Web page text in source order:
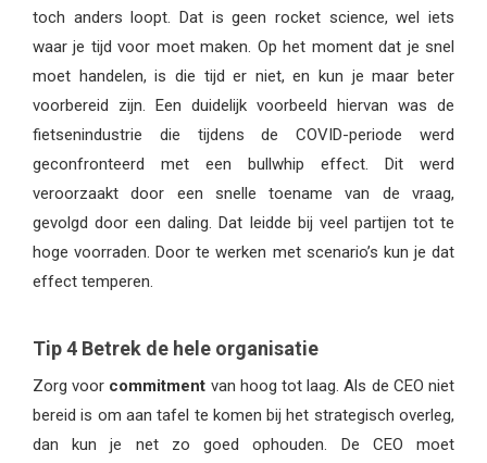
toch anders loopt. Dat is geen rocket science, wel iets
waar je tijd voor moet maken. Op het moment dat je snel
moet handelen, is die tijd er niet, en kun je maar beter
voorbereid zijn. Een duidelijk voorbeeld hiervan was de
fietsenindustrie die tijdens de COVID-periode werd
geconfronteerd met een bullwhip effect. Dit werd
veroorzaakt door een snelle toename van de vraag,
gevolgd door een daling. Dat leidde bij veel partijen tot te
hoge voorraden. Door te werken met scenario’s kun je dat
effect temperen.
Tip 4 Betrek de hele organisatie
Zorg voor commitment van hoog tot laag. Als de CEO niet
bereid is om aan tafel te komen bij het strategisch overleg,
dan kun je net zo goed ophouden. De CEO moet